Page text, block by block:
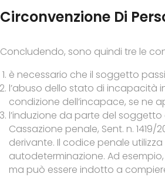
Circonvenzione Di
Concludendo, sono quindi tre le
è necessario che il soggetto
l’abuso dello stato di incapacità
condizione dell’incapace, se ne
l’induzione da parte del
Cassazione penale, Sent. n.
derivante. Il codice penale
autodeterminazione. Ad
ma può essere indotto a